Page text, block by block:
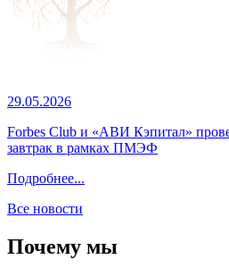
29.05.2026
Forbes Club и «АВИ Кэпитал»
завтрак в рамках ПМЭФ
Подробнее...
Все новости
Почему мы